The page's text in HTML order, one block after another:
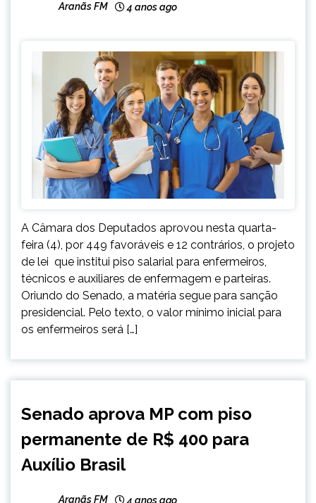
Aranãs FM 4 anos ago
A Câmara dos Deputados aprovou nesta quarta-
feira (4), por 449 favoráveis e 12 contrários, o projeto
de lei que institui piso salarial para enfermeiros,
técnicos e auxiliares de enfermagem e parteiras.
Oriundo do Senado, a matéria segue para sanção
presidencial. Pelo texto, o valor mínimo inicial para
os enfermeiros será […]
NOTÍCIAS
Senado aprova MP com piso
permanente de R$ 400 para
Auxílio Brasil
Aranãs FM 4 anos ago